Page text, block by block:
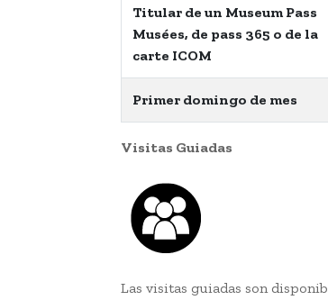
Titular de un Museum Pass
Musées, de pass 365 o de la
carte ICOM
Primer domingo de mes
Visitas Guiadas
Las visitas guiadas son